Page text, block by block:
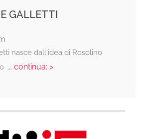
GALLETTI
nasce dall'idea di Rosolino
... continua: >